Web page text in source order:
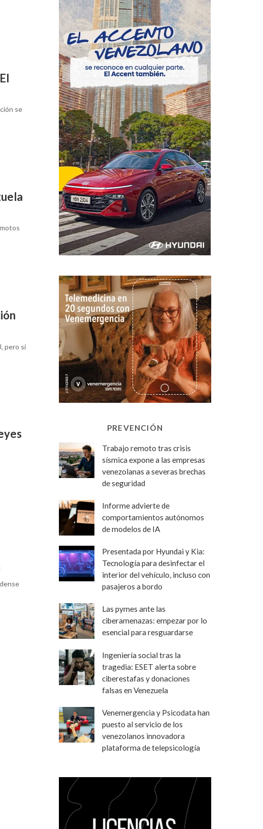
se
pero sí
PREVENCIÓN
Trabajo remoto tras crisis
sísmica expone a las empresas
venezolanas a severas brechas
de seguridad
Informe advierte de
comportamientos autónomos
de modelos de IA
Presentada por Hyundai y Kia:
Tecnología para desinfectar el
interior del vehículo, incluso con
pasajeros a bordo
Las pymes ante las
ciberamenazas: empezar por lo
esencial para resguardarse
Ingeniería social tras la
tragedia: ESET alerta sobre
ciberestafas y donaciones
falsas en Venezuela
Venemergencia y Psicodata han
puesto al servicio de los
venezolanos innovadora
plataforma de telepsicología